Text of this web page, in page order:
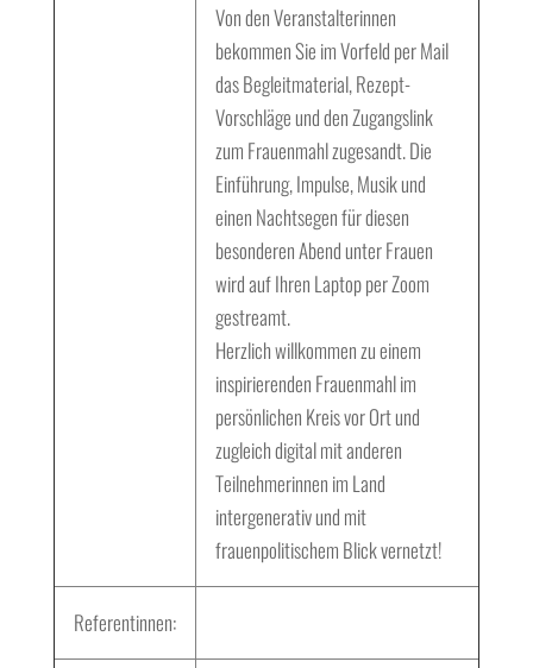
Von den Veranstalterinnen
bekommen Sie im Vorfeld per Mail
das Begleitmaterial, Rezept-
Vorschläge und den Zugangslink
zum Frauenmahl zugesandt. Die
Einführung, Impulse, Musik und
einen Nachtsegen für diesen
besonderen Abend unter Frauen
wird auf Ihren Laptop per Zoom
gestreamt.
Herzlich willkommen zu einem
inspirierenden Frauenmahl im
persönlichen Kreis vor Ort und
zugleich digital mit anderen
Teilnehmerinnen im Land
intergenerativ und mit
frauenpolitischem Blick vernetzt!
Referentinnen: